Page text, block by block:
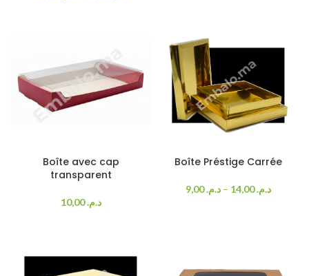
Boîte avec cap
transparent
د.م.10,00
Boîte Préstige Carrée
د.م.9,00 – د.م.14,00